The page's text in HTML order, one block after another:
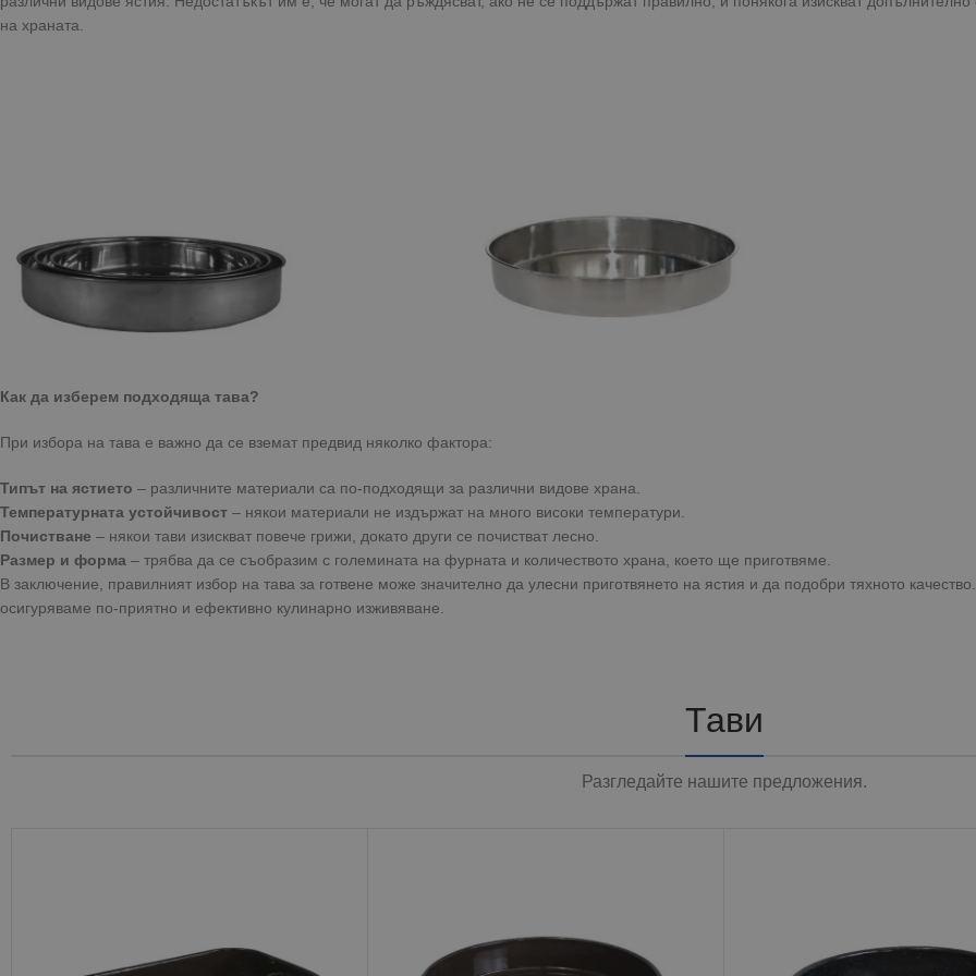
на храната.
Как да изберем подходяща тава?
При избора на тава е важно да се вземат предвид няколко фактора:
Типът на ястието – различните материали са по-подходящи за различни видове храна.
Температурната устойчивост – някои материали не издържат на много високи температури.
Почистване – някои тави изискват повече грижи, докато други се почистват лесно.
Размер и форма – трябва да се съобразим с големината на фурната и количеството храна, което ще приготвяме.
В заключение, правилният избор на тава за готвене може значително да улесни приготвянето на ястия и да подобри тяхното
осигуряваме по-приятно и ефективно кулинарно изживяване.
Тави
Разгледайте нашите предложения.